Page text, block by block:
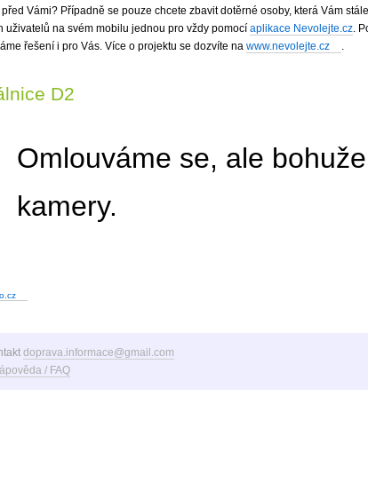
Vámi? Případně se pouze chcete zbavit dotěrné osoby, která Vám
uživatelů na svém mobilu jednou pro vždy pomocíaplikace Nevolejte.cz .
řešení i pro Vás. Více o projektu se dozvíte nawww.nevolejte.cz
D2
Omlouváme se, ale
kamery.
doprava.informace@gmail.com
/ FAQ